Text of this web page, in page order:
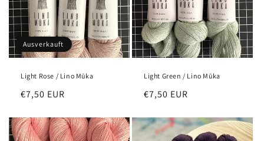
Ausverkauft
Light Rose / Lino Mūka
Normaler
€7,50 EUR
Light Green / Lino Mūka
Normaler
€7,50 EUR